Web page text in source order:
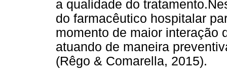
a qualidade do
do farmacêutico hospitalar
momento de maior interação
atuando de maneira
(Rêgo & Comarella, 2015).